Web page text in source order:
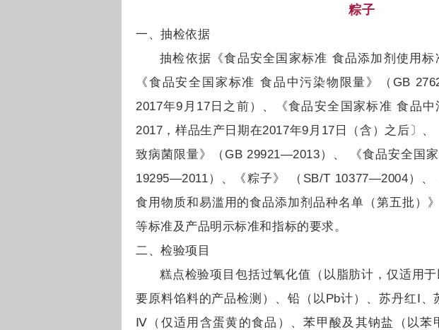
粽子
一、抽检依据
抽检依据《食品安全国家标准 食品添加剂使用标
《食品安全国家标准 食品中污染物限量》（GB
2017年9月17日之前）、《食品安全国家标准 食品
2017，样品生产日期在2017年9月17日（含）之后〕
致病菌限量》（GB 29921—2013）、 《食品安全国
19295—2011）、《粽子》 （SB/T 10377—2004）、
食用物质和易滥用的食品添加剂品种名单（第五批）
等标准及产品明示标准和指标的要求。
二、检验项目
糕点检验项目包括过氧化值（以脂肪计，仅适用
要原料馅料的产品检测）、铅（以Pb计）、苏丹红Ⅰ
Ⅳ（仅适用含蛋黄的食品）、苯甲酸及其钠盐（以苯